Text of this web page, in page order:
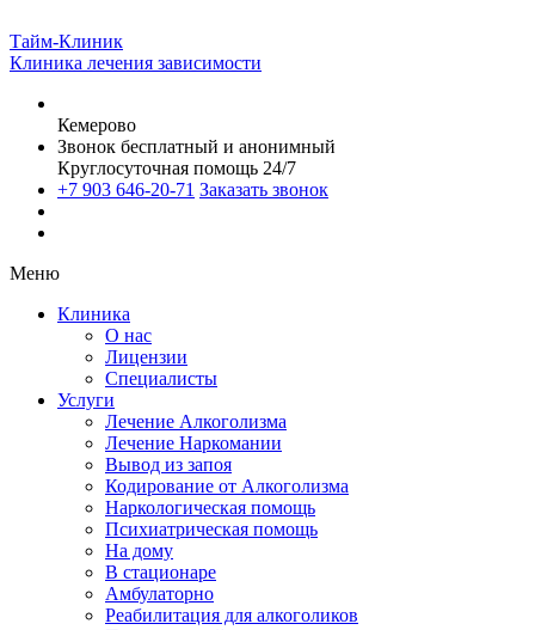
Тайм-Клиник
Клиника лечения зависимости
Кемерово
Звонок бесплатный и анонимный
Круглосуточная помощь 24/7
+7 903 646-20-71 Заказать звонок
Меню
Клиника
О нас
Лицензии
Специалисты
Услуги
Лечение Алкоголизма
Лечение Наркомании
Вывод из запоя
Кодирование от Алкоголизма
Наркологическая помощь
Психиатрическая помощь
На дому
В стационаре
Амбулаторно
Реабилитация для алкоголиков